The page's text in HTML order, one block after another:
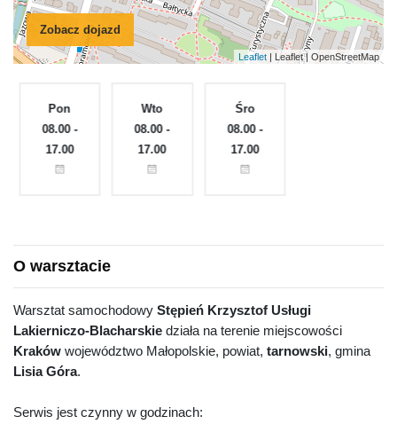
Zobacz dojazd
Leaflet | Leaflet | OpenStreetMap
Pon
08.00 -
17.00
Wto
08.00 -
17.00
Śro
08.00 -
17.00
O warsztacie
Warsztat samochodowy Stępień Krzysztof Usługi
Lakierniczo-Blacharskie działa na terenie miejscowości
Kraków województwo Małopolskie, powiat, tarnowski, gmina
Lisia Góra.
Serwis jest czynny w godzinach: